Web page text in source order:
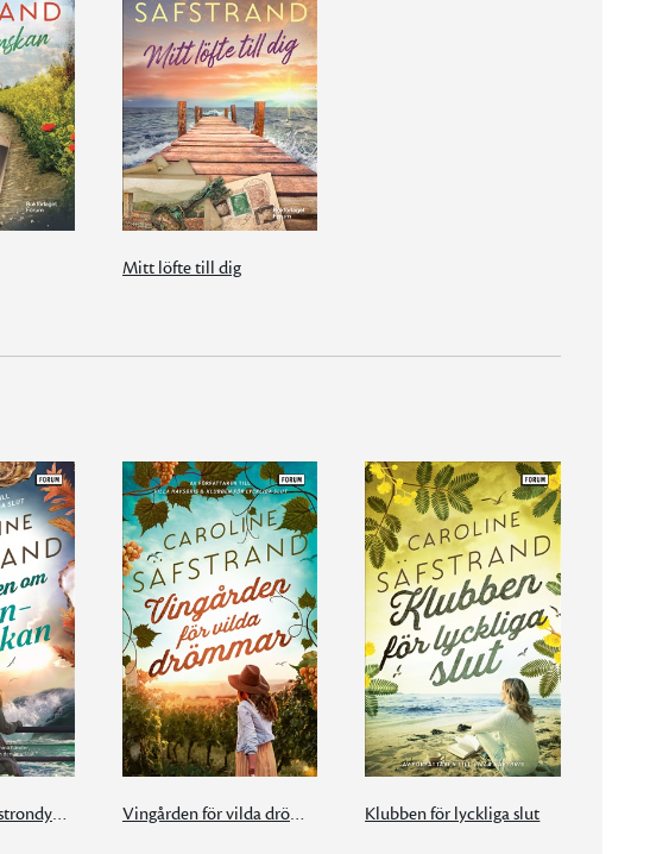
Mitt löfte till dig
Sanningen om ostrondykerskan Vingården för vilda drömmar Klubben för lyckliga slut